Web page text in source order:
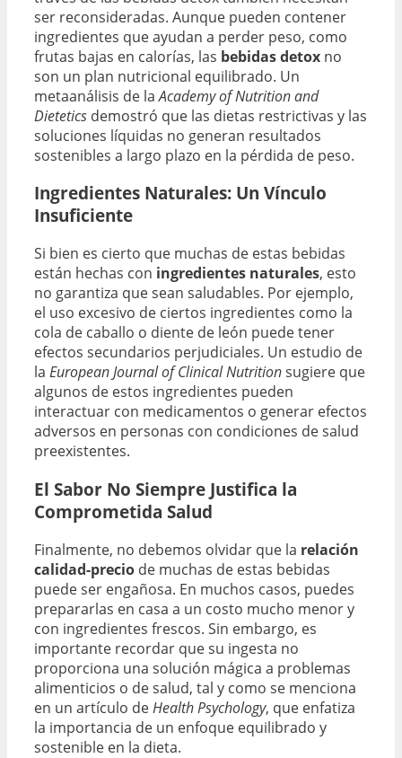
ser reconsideradas. Aunque pueden contener
ingredientes que ayudan a perder peso, como
frutas bajas en calorías, las bebidas detox no
son un plan nutricional equilibrado. Un
metaanálisis de laAcademy of Nutrition and
Dietetics demostró que las dietas restrictivas y las
soluciones líquidas no generan resultados
sostenibles a largo plazo en la pérdida de peso.
Ingredientes Naturales: Un Vínculo
Insuficiente
Si bien es cierto que muchas de estas bebidas
están hechas con ingredientes naturales, esto
no garantiza que sean saludables. Por ejemplo,
el uso excesivo de ciertos ingredientes como la
cola de caballo o diente de león puede tener
efectos secundarios perjudiciales. Un estudio de
la European Journal of Clinical Nutritionsugiere que
algunos de estos ingredientes pueden
interactuar con medicamentos o generar efectos
adversos en personas con condiciones de salud
preexistentes.
El Sabor No Siempre Justifica la
Comprometida Salud
Finalmente, no debemos olvidar que la relación
calidad-precio de muchas de estas bebidas
puede ser engañosa. En muchos casos, puedes
prepararlas en casa a un costo mucho menor y
con ingredientes frescos. Sin embargo, es
importante recordar que su ingesta no
proporciona una solución mágica a problemas
alimenticios o de salud, tal y como se menciona
en un artículo deHealth Psychology, que enfatiza
la importancia de un enfoque equilibrado y
sostenible en la dieta.